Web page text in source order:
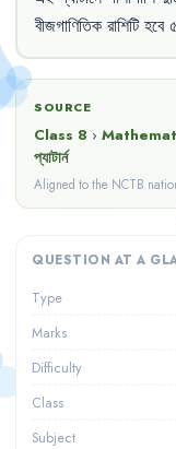
বীজগাণিতিক রাশিটি হবে
SOURCE
Class 8 ›
প্যাটার্ন
Aligned to the NCTB
QUESTION AT A
Type
Marks
Difficulty
Class
Subject